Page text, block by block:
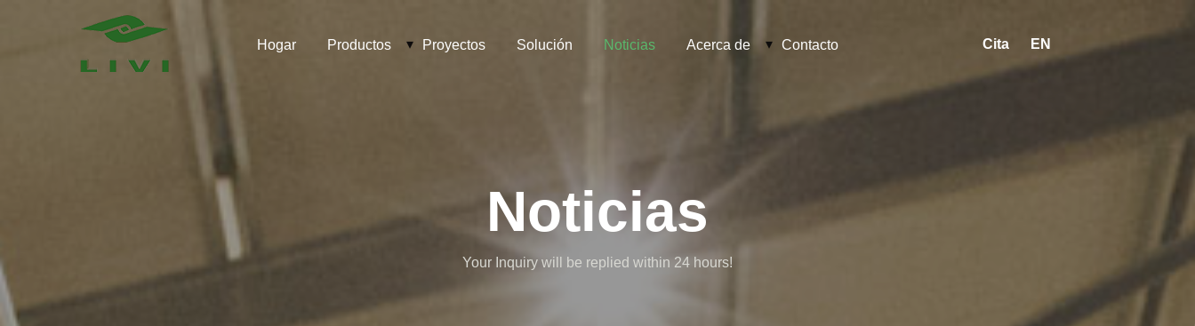
Hogar Productos Proyectos Solución Noticias Acerca de Contacto Cita EN
Noticias
Your Inquiry will be replied within 24 hours!